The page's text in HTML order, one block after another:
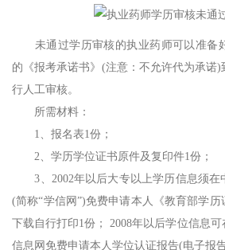
未通过学历审核的执业药师可以准备
的《报考承诺书》(注意：不允许代为承诺
行人工审核。
所需材料：
1、报名表1份；
2、学历学位证书原件及复印件1份；
3、2002年以后大专以上学历信息须在
(简称“学信网”)免费申请本人《教育部学历
下载自行打印1份； 2008年以后学位信息
信息网免费申请本人学位认证报告(电子报